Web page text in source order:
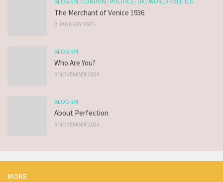
The Merchant of Venice 1936
2 JANUARY 2025
BLOG-EN
Who Are You?
9 NOVEMBER 2024
BLOG-EN
About Perfection
8 NOVEMBER 2024
MORE